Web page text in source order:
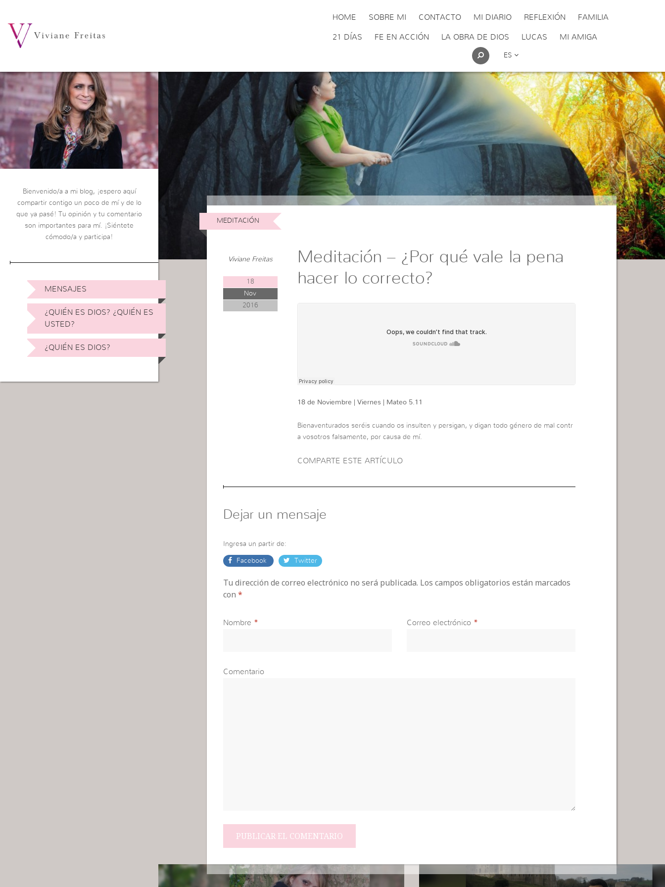
HOME SOBRE MI CONTACTO MI DIARIO REFLEXIÓN FAMILIA
21 DÍAS FE EN ACCIÓN LA OBRA DE DIOS LUCAS MI AMIGA
ES
Bienvenido/a a mi blog, ¡espero aquí
compartir contigo un poco de mí y de lo
que ya pasé! Tu opinión y tu comentario
son importantes para mí. ¡Siéntete
cómodo/a y participa!
MENSAJES
¿QUIÉN ES DIOS? ¿QUIÉN ES
USTED?
¿QUIÉN ES DIOS?
MEDITACIÓN
Viviane Freitas
18
Nov
2016
Meditación – ¿Por qué vale la pena
hacer lo correcto?
18 de Noviembre | Viernes | Mateo 5.11
Bienaventurados seréis cuando os insulten y persigan, y digan todo género de mal contr
a vosotros falsamente, por causa de mí.
COMPARTE ESTE ARTÍCULO
Dejar un mensaje
Ingresa un partir de:
Facebook Twitter
Tu dirección de correo electrónico no será publicada. Los campos obligatorios están marcados
con *
Nombre * Correo electrónico *
Comentario